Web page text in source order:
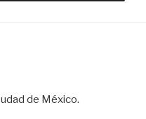
de México.